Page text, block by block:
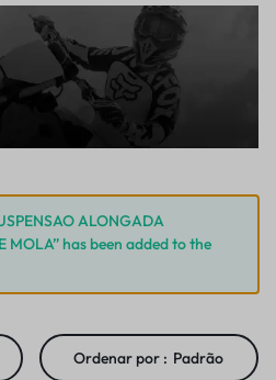
ALONGADA
MOLA” has been added to the
Ordenar por : Padrão